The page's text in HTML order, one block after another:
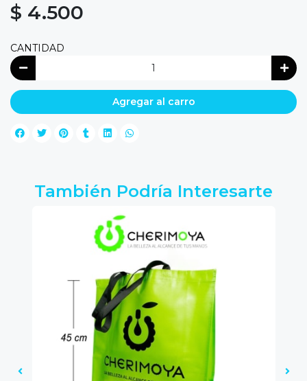
$ 4.500
CANTIDAD
Agregar al carro
También Podría Interesarte